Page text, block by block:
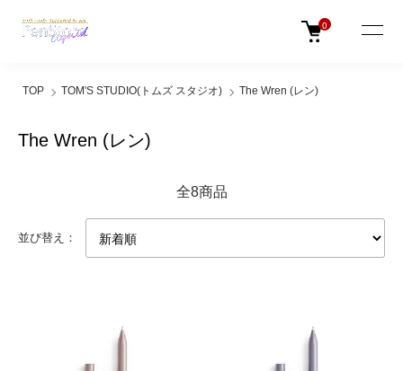
0
TOP TOM'S STUDIO(トムズ スタジオ) The Wren (レン)
The Wren (レン)
全8商品
並び替え：